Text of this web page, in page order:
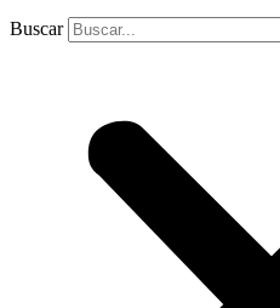
Buscar